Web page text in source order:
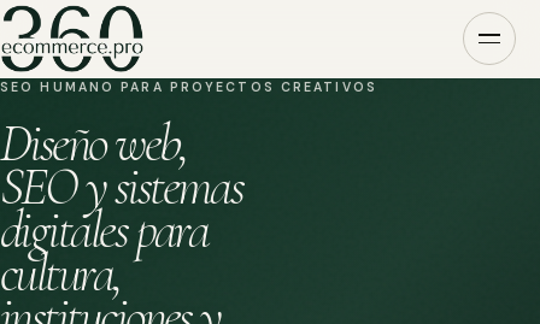
SEO HUMANO PARA PROYECTOS CREATIVOS
Diseño web,
SEO y sistemas
digitales para
cultura,